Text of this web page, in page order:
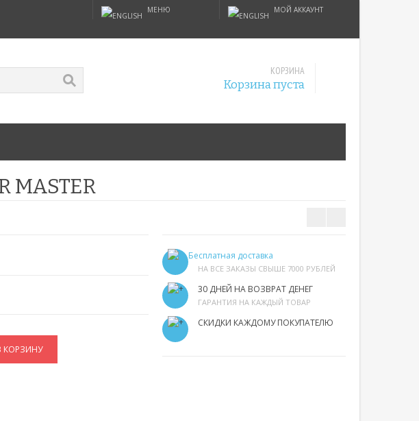
МЕНЮ МОЙ АККАУНТ
КОРЗИНА
Корзина пуста
Бесплатная доставка
НА ВСЕ ЗАКАЗЫ СВЫШЕ 7000 РУБЛЕЙ
30 ДНЕЙ НА ВОЗВРАТ ДЕНЕГ
ГАРАНТИЯ НА КАЖДЫЙ ТОВАР
СКИДКИ КАЖДОМУ ПОКУПАТЕЛЮ